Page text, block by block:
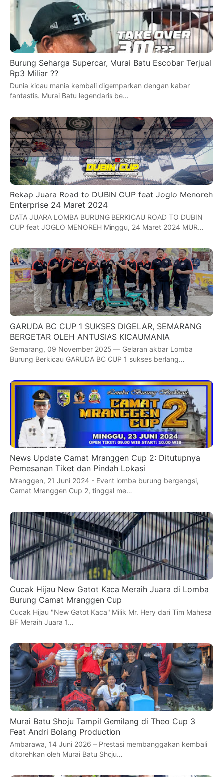
Burung Seharga Supercar, Murai Batu Escobar Terjual
Rp3 Miliar ??
Dunia kicau mania kembali digemparkan dengan kabar
fantastis. Murai Batu legendaris be…
Rekap Juara Road to DUBIN CUP feat Joglo Menoreh
Enterprise 24 Maret 2024
DATA JUARA LOMBA BURUNG BERKICAU ROAD TO DUBIN
CUP feat JOGLO MENOREH Minggu, 24 Maret 2024 MUR…
GARUDA BC CUP 1 SUKSES DIGELAR, SEMARANG
BERGETAR OLEH ANTUSIAS KICAUMANIA
Semarang, 09 November 2025 — Gelaran akbar Lomba
Burung Berkicau GARUDA BC CUP 1 sukses berlang…
News Update Camat Mranggen Cup 2: Ditutupnya
Pemesanan Tiket dan Pindah Lokasi
Mranggen, 21 Juni 2024 - Event lomba burung bergengsi,
Camat Mranggen Cup 2, tinggal me…
Cucak Hijau New Gatot Kaca Meraih Juara di Lomba
Burung Camat Mranggen Cup
Cucak Hijau "New Gatot Kaca" Milik Mr. Hery dari Tim Mahesa
BF Meraih Juara 1…
Murai Batu Shoju Tampil Gemilang di Theo Cup 3
Feat Andri Bolang Production
Ambarawa, 14 Juni 2026 – Prestasi membanggakan kembali
ditorehkan oleh Murai Batu Shoju…